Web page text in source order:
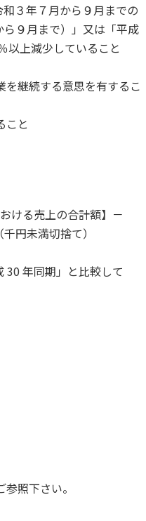
３年７月から９月までの
９月まで）」又は「平成
以上減少していること
継続する意思を有するこ
こと
ける売上の合計額】－
円未満切捨て）
30 年同期」と比較して
参照下さい。